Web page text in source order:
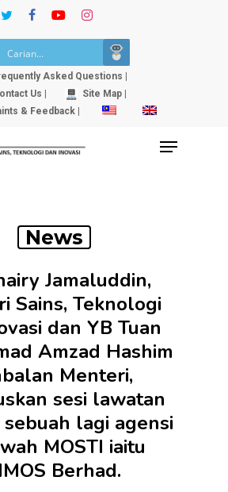
twitterfacebookyoutubeinstagram
Asked Questions |
Us |
Site Map |
& Feedback |
Menu
News
Jamaluddin,
Sains, Teknologi
dan YB Tuan
Amzad Hashim
Menteri,
sesi lawatan
lagi agensi
MOSTI iaitu
Berhad.